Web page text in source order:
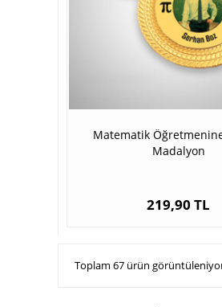
Matematik
Madalyon
219,90 TL
Toplam 67 ürün